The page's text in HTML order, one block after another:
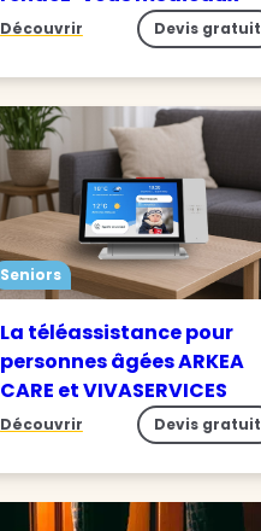
Découvrir Devis gratuit
Seniors
La téléassistance pour
personnes âgées ARKEA
CARE et VIVASERVICES
Découvrir Devis gratuit